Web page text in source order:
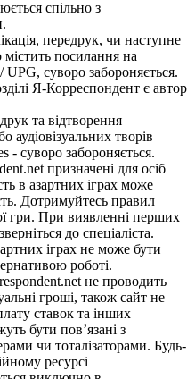
спільно з
передрук, чи наступне
посилання на
суворо забороняється.
Я-Корреспондент є автор
та відтворення
аудіовізуальних творів
- суворо забороняється.
призначені для осіб
в азартних іграх може
Дотримуйтесь правил
гри. При виявленні перших
до спеціаліста.
іграх не може бути
роботі.
не проводить
гроші, також сайт не
ставок та інших
бути пов’язані з
чи тоталізаторами. Будь-
ресурсі